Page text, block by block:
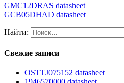
GMC12DRAS datasheet
GCB05DHAD datasheet
Найти:
Свежие записи
OSTTJ075152 datasheet